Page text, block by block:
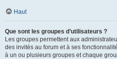
Haut
Que sont les groupes d’utilisateurs ?
Les groupes permettent aux
des invités au forum et à ses
à un ou plusieurs groupes et chaque